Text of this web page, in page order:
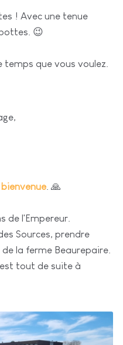
! Avec une tenue
😉
temps que vous voulez.
. 🙏
de l'Empereur.
Sources, prendre
la ferme Beaurepaire.
tout de suite à